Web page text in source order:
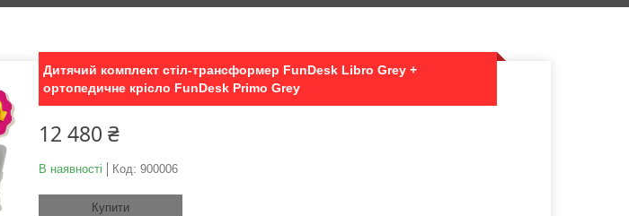
Дитячий комплект стіл-трансформер FunDesk Libro Grey +
ортопедичне крісло FunDesk Primo Grey
12 480 ₴
В наявності Код: 900006
Купити